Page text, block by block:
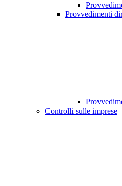
Provvedimenti
Controlli sulle imprese